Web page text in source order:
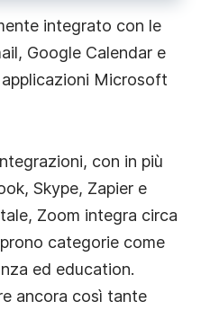
integrato con le
Google Calendar e
Microsoft
con in più
Skype, Zapier e
Zoom integra circa
categorie come
ed education.
ancora così tante